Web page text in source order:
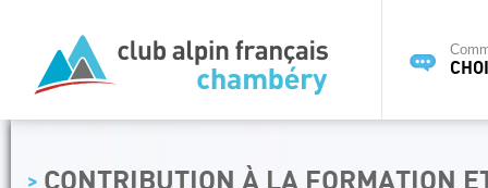
CONTRIBUTION À LA FORMATION